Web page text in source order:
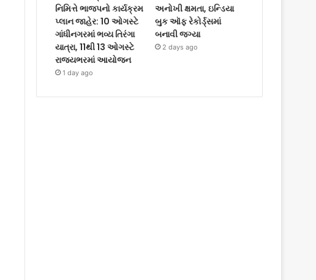
નિમિત્તે ભાજપનો કાર્યક્રમ
પ્લાન જાહેર: 10 ઓગસ્ટે
ગાંધીનગરમાં ભવ્ય તિરંગા
યાત્રા, 11થી 13 ઓગસ્ટે
રાજ્યભરમાં આયોજન
1 day ago
અનોખી ક્ષમતા, ઇન્ડિયા
બુક ઑફ રેકોર્ડ્સમાં
બનાવી જગ્યા
2 days ago